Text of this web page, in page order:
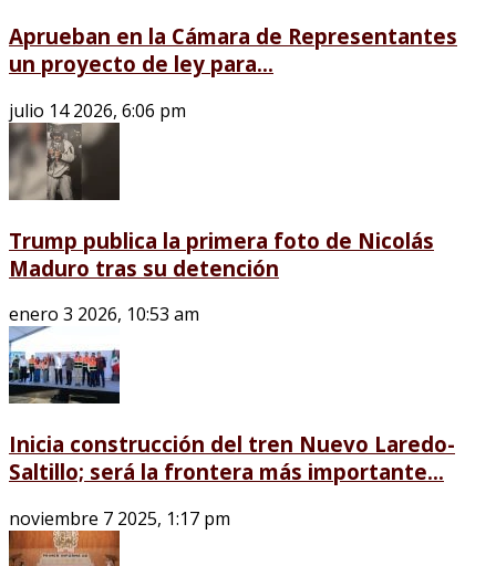
Aprueban en la Cámara de Representantes
un proyecto de ley para...
julio 14 2026, 6:06 pm
Trump publica la primera foto de Nicolás
Maduro tras su detención
enero 3 2026, 10:53 am
Inicia construcción del tren Nuevo Laredo-
Saltillo; será la frontera más importante...
noviembre 7 2025, 1:17 pm